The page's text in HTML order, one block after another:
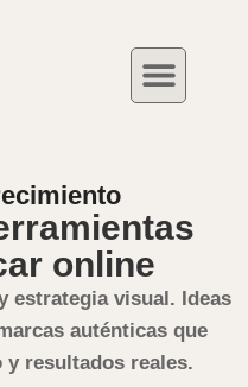
online
estrategia visual. Ideas
auténticas que
y resultados reales.